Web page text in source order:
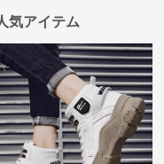
気アイテム